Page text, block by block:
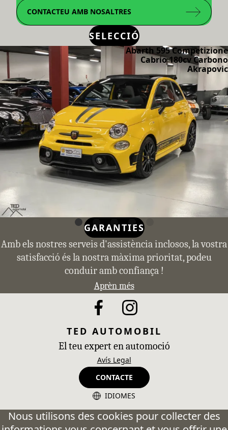
Nous utilisons des cookies pour collecter des
CONTACTEU AMB NOSALTRES
SELECCIÓ
Abarth 595 Competizione
Cabrio 180cv Carbono
Akrapovic
GARANTIES
Amb els nostres serveis d'assistència inclosos, la vostra
satisfacció és la nostra màxima prioritat, podeu
conduir amb confiança !
Aprèn més
TED AUTOMOBIL
El teu expert en automoció
Avís Legal
CONTACTE
IDIOMES
CA - Catalán